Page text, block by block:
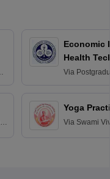
Economic
Health
Via
Yoga
Via Swami